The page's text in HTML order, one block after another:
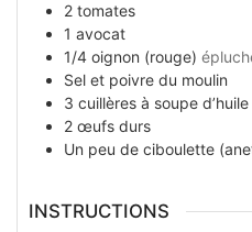
2 tomates
1 avocat
1/4 oignon (rouge)
Sel et poivre du moulin
3 cuillères à soupe
2 œufs durs
Un peu de ciboulette
INSTRUCTIONS